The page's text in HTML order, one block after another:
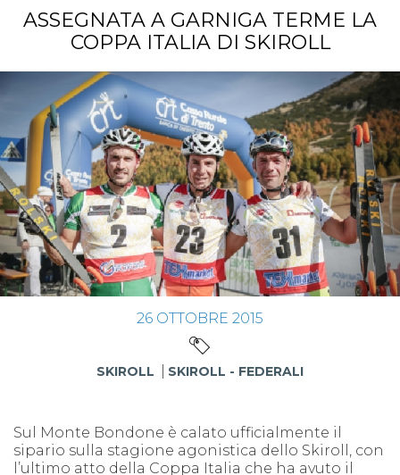
ASSEGNATA A GARNIGA TERME LA
COPPA ITALIA DI SKIROLL
26 OTTOBRE 2015
SKIROLL SKIROLL - FEDERALI
Sul Monte Bondone è calato ufficialmente il
sipario sulla stagione agonistica dello Skiroll, con
l’ultimo atto della Coppa Italia che ha avuto il